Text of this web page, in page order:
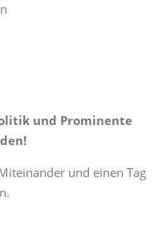
und Prominente
und einen Tag